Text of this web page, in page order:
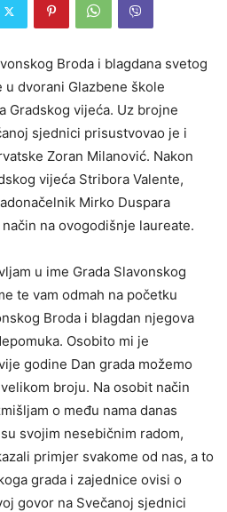
Broda i blagdana svetog
u dvorani Glazbene škole
Gradskog vijeća. Uz brojne
sjednici prisustvovao je i
Zoran Milanović. Nakon
vijeća Stribora Valente,
Mirko Duspara
na ovogodišnje laureate.
u ime Grada Slavonskog
te vam odmah na početku
Broda i blagdan njegova
Osobito mi je
godine Dan grada možemo
broju. Na osobit način
o među nama danas
svojim nesebičnim radom,
primjer svakome od nas, a to
grada i zajednice ovisi o
govor na Svečanoj sjednici